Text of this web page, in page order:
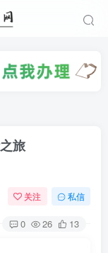
旅
关注 私信
0 26 13